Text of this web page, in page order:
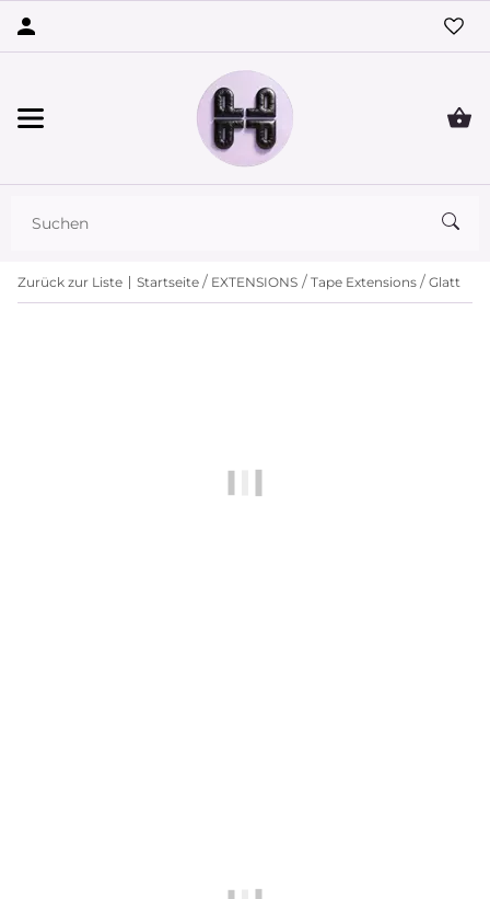
Zurück zur Liste Startseite EXTENSIONS Tape Extensions Glatt